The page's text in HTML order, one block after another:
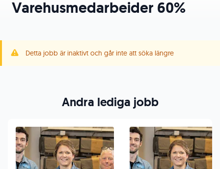
Varehusmedarbeider 60%
Detta jobb är inaktivt och går inte att söka längre
Andra lediga jobb